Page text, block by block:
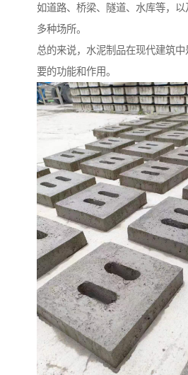
如道路、桥梁、隧道、水库等，
多种场所。
总的来说，水泥制品在现代建筑
要的功能和作用。